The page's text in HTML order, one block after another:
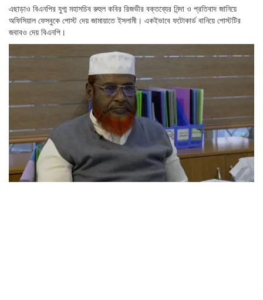
এছাড়াও বিএনপির যুগ্ম মহাসচিব রুহুল কবির রিজভীর বক্তব্যের নিন্দা ও প্রতিবাদ জানিয়ে
অফিসিয়াল ফেসবুকে পোস্ট দেয় জামায়াতে ইসলামী। একইভাবে ফটোকার্ড বানিয়ে পোস্টটির
জবাবও দেয় বিএনপি।